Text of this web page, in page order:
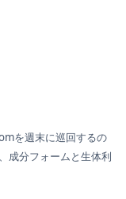
を週末に巡回するの
成分フォームと生体利